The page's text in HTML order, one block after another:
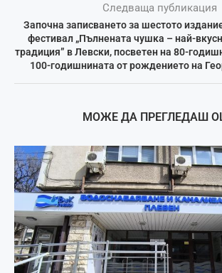
Следваща публикация
Започна записването за шестото
фестивал „Пълнената чушка – най-
традиция” в Левски, посветен на 80-
100-годишнината от рождението на
МОЖЕ ДА ПРЕГЛЕДАШ